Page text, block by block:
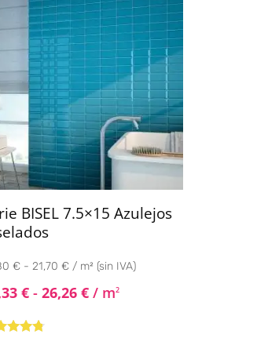
BISEL 7.5×15 Azulejos
€ - 21,70 € / m² (sin IVA)
€ - 26,26 €/ m2